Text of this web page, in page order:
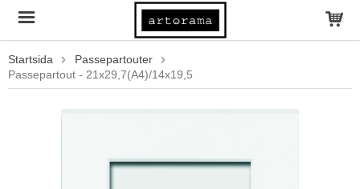
Startsida
Passepartouter
Passepartout - 21x29,7(A4)/14x19,5